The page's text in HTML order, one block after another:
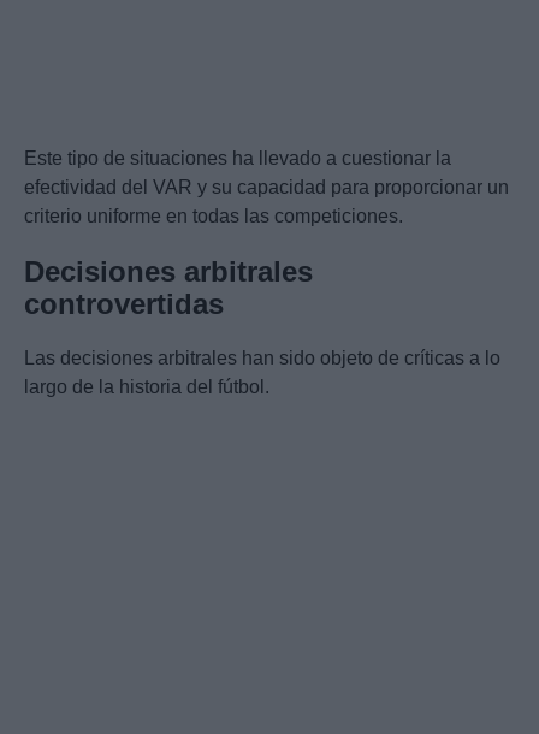
Este tipo de situaciones ha llevado a cuestionar la
efectividad del VAR y su capacidad para proporcionar un
criterio uniforme en todas las competiciones.
Decisiones arbitrales
controvertidas
Las decisiones arbitrales han sido objeto de críticas a lo
largo de la historia del fútbol.